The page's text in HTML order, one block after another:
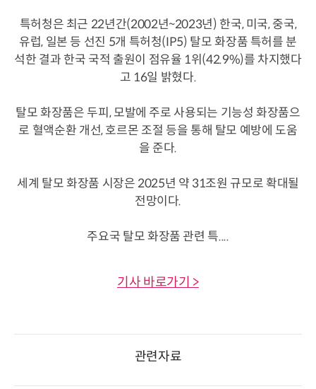
특허청은 최근 22년간(2002년~2023년) 한국, 미국, 중국,
유럽, 일본 등 선진 5개 특허청(IP5) 탈모 화장품 특허를 분
석한 결과 한국 국적 출원이 점유율 1위(42.9%)를 차지했다
고 16일 밝혔다.
탈모 화장품은 두피, 모발에 주로 사용되는 기능성 화장품으
로 혈액순환 개선, 호르몬 조절 등을 통해 탈모 예방에 도움
을 준다.
세계 탈모 화장품 시장은 2025년 약 31조원 규모로 확대될
전망이다.
주요국 탈모 화장품 관련 특....
기사 바로가기 >
관련자료